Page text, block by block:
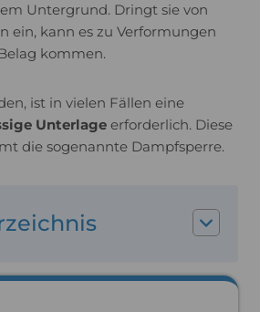
Untergrund. Dringt sie von
ein, kann es zu Verformungen
kommen.
ist in vielen Fällen eine
Unterlage erforderlich. Diese
die sogenannte Dampfsperre.